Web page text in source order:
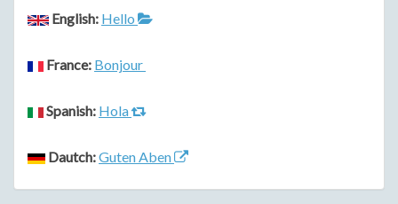
English: Hello
France: Bonjour
Spanish: Hola
Dautch:Guten Aben